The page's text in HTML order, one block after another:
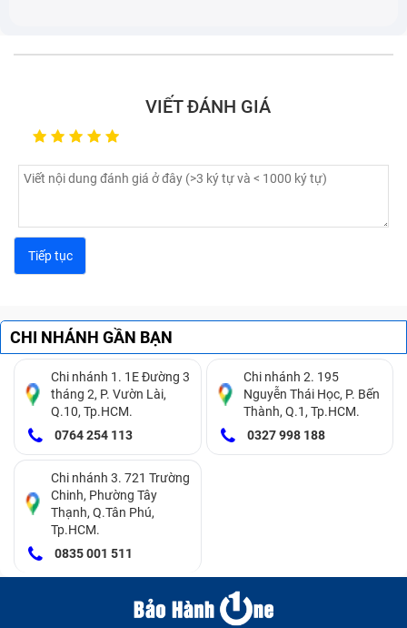
Laptop bị móp, méo gây ảnh hưởng tới thẩm mỹ và các
Những dấu hiệu nhận biết laptop Asus
TUF Gaming FX505DY cần được thay
vỏ
Vỏ laptop được chế tạo từ những vật liệu bằng hợp
kim nhôm, có độ bền rất cao, có thể chống chịu được
một số tác động ngoại lực để bảo vệ máy, với những
chất liệu nhựa có thể vẫn có thể tốt khi giữ gìn cẩn
thận. Nhưng, điều đó không có nghĩa là vỏ máy không
gặp sự cố, vậy khi nào bạn cần thay vỏ máy tính Asus
TUF Gaming FX505DY mới? Bạn nên thay vỏ mới khi
gặp những trường hợp sau:
VIẾT ĐÁNH GIÁ
CHI NHÁNH GẦN BẠN
Chi nhánh 1. 1E Đường 3
tháng 2, P. Vườn Lài,
Q.10, Tp.HCM.
0764 254 113
Chi nhánh 2. 195
Nguyễn Thái Học, P. Bến
Thành, Q.1, Tp.HCM.
0327 998 188
Chi nhánh 3. 721 Trường
Chinh, Phường Tây
Thạnh, Q.Tân Phú,
Tp.HCM.
0835 001 511